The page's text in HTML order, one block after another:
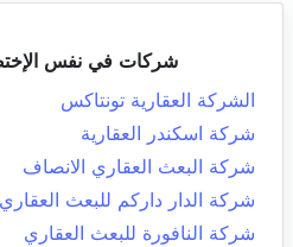
شركات في نفس
الشركة العقارية تونتاكس
شركة اسكندر العقارية
شركة البعث العقاري الانصاف
شركة الدار داركم للبعث العقاري
شركة النافورة للبعث العقاري